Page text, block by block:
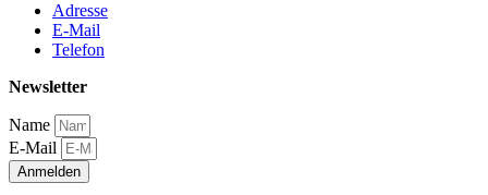
Adresse
E-Mail
Telefon
Newsletter
Name
E-Mail
Anmelden